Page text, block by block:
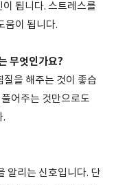
됩니다. 스트레스를
움이 됩니다.
무엇인가요?
을 해주는 것이 좋습
어주는 것만으로도
.
알리는 신호입니다. 단